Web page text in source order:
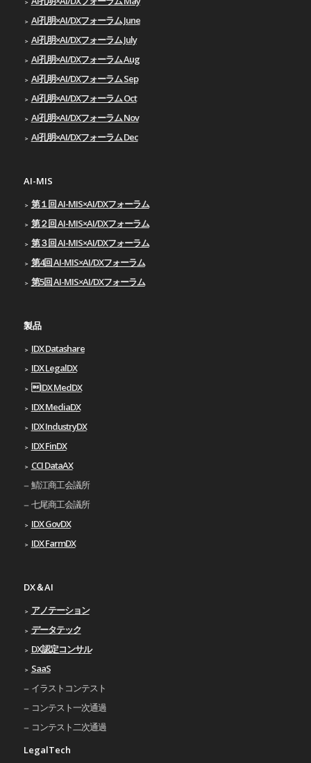
AI孔明×AI/DXフォーラム June
AI孔明×AI/DXフォーラム July
AI孔明×AI/DXフォーラム Aug
AI孔明×AI/DXフォーラム Sep
AI孔明×AI/DXフォーラム Oct
AI孔明×AI/DXフォーラム Nov
AI孔明×AI/DXフォーラム Dec
AI-MIS
第１回 AI-MIS×AI/DXフォーラム
第２回 AI-MIS×AI/DXフォーラム
第３回 AI-MIS×AI/DXフォーラム
第4回 AI-MIS×AI/DXフォーラム
第5回 AI-MIS×AI/DXフォーラム
製品
IDX Datashare
IDX LegalDX
IDX MedDX
IDX MediaDX
IDX IndustryDX
IDX FinDX
CCI DataAX
鯖江商工会議所
七尾商工会議所
IDX GovDX
IDX FarmDX
DX＆AI
アノテーション
データテック
DX認定コンサル
SaaS
イラストコンテスト
コンテスト一次通過
コンテスト二次通過
LegalTech